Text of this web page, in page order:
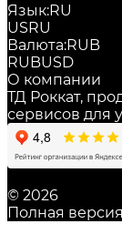
Язык:RU
USRU
Валюта:RUB
RUBUSD
О компании
ТД Роккат,
сервисов для
© 2026
Полная